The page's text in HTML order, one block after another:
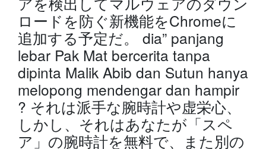
ロードを防ぐ新機能をChromeに
追加する予定だ。 dia” panjang
lebar Pak Mat bercerita tanpa
dipinta Malik Abib dan Sutun hanya
melopong mendengar dan hampir
? それは派手な腕時計や虚栄心、
しかし、それはあなたが「スペ
ア」の腕時計を無料で、また別の